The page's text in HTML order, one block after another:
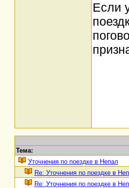
Если
Тема:
Уточнения по поездке в Непал
Re: Уточнения по поездке в
Re: Уточнения по поездке в